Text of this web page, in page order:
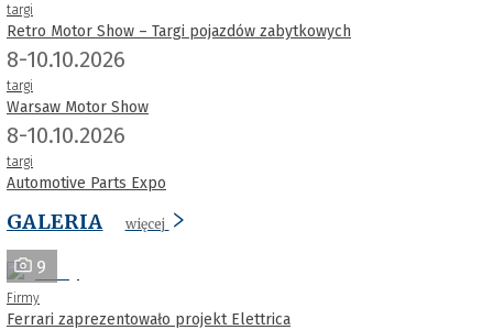
targi
Retro Motor Show – Targi pojazdów zabytkowych
8-10.10.2026
targi
Warsaw Motor Show
8-10.10.2026
targi
Automotive Parts Expo
GALERIA więcej
9
Firmy
Ferrari zaprezentowało projekt Elettrica